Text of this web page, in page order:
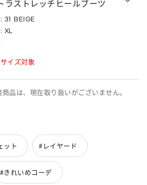
ラストレッチヒールブーツ
31 BEIGE
XL
イズ対象
品は、現在取り扱いがございません。
ット #レイヤード
#きれいめコーデ